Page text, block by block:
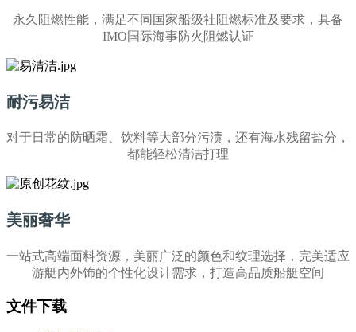
永久阻燃性能，满足不同国家船级社阻燃标准及要求，具备
IMO国际海事防火阻燃认证
耐污易洁
对于日常的防晒霜、饮料等大部分污渍，还有海水残留盐分，
都能轻松清洁打理
美丽奢华
一站式高端面料资源，美丽广泛的颜色和纹理选择，完美适应
游艇内外饰的个性化设计需求，打造高品质船艇空间
文件下载